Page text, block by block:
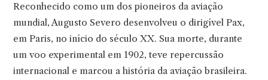
Reconhecido como um dos pioneiros da aviação
mundial, Augusto Severo desenvolveu o dirigível Pax,
em Paris, no início do século XX. Sua morte, durante
um voo experimental em 1902, teve repercussão
internacional e marcou a história da aviação brasileira.